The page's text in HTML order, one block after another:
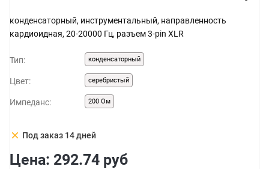
конденсаторный, инструментальный, направленность
кардиоидная, 20-20000 Гц, разъем 3-pin XLR
Тип: конденсаторный
Цвет: серебристый
Импеданс: 200 Ом
clear Под заказ 14 дней
Цена: 292.74 руб